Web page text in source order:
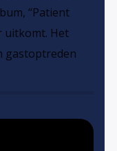
“Patient
uitkomt. Het
gastoptreden